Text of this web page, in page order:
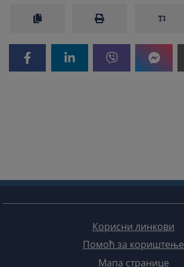
Корисни линкови
Помоћ за кориштење
Мапа странице